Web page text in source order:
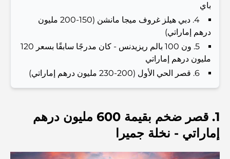
أفضل الهدايا الفاخرة للرجال: أفكار هدايا مميزة وخالدة
Best Hotels in Business Bay, Dubai: Your Ultimate
Guide
المدارس القريبة من نخلة جميرا: دليل شامل للعائلات
Dubai Vision 2040 - Green Living, Scenic Routes
and a Smarter Metro Network
باي
4. دبي هيلز غروف ميجا مانشن (150-200 مليون
درهم إماراتي)
5. ون 100 بالم ريزيدنس - كان مدرجًا سابقًا بسعر 120
مليون درهم إماراتي
6. قصر الحي الأول (200-230 مليون درهم إماراتي)
1. قصر ضخم بقيمة 600 مليون درهم
إماراتي - نخلة جميرا